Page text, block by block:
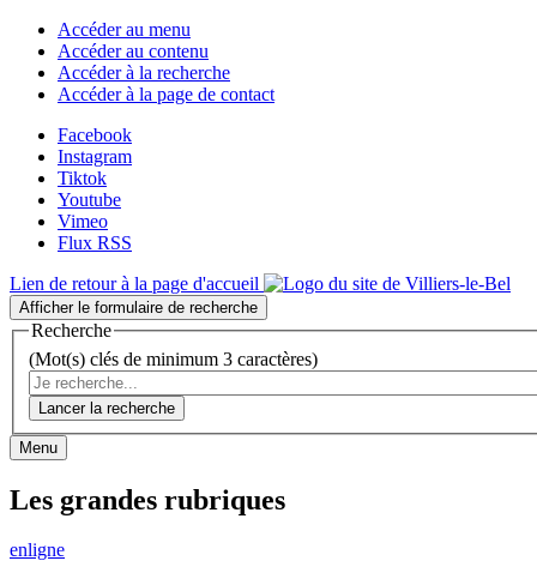
Accéder au menu
Accéder au contenu
Accéder à la recherche
Accéder à la page de contact
Facebook
Instagram
Tiktok
Youtube
Vimeo
Flux RSS
Lien de retour à la page d'accueil
Afficher le formulaire de recherche
Recherche
(Mot(s) clés de minimum 3 caractères)
Lancer la recherche
Menu
Les grandes rubriques
enligne